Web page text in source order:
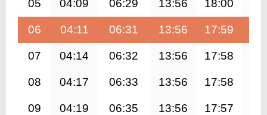
05 04:09 06:29 13:56 18:00
06 04:11 06:31 13:56 17:59
07 04:14 06:32 13:56 17:58
08 04:17 06:33 13:56 17:58
09 04:19 06:35 13:56 17:57